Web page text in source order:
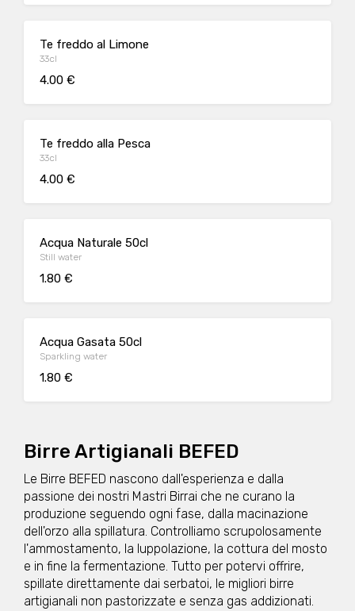
Te freddo al Limone
33cl
4.00 €
Te freddo alla Pesca
33cl
4.00 €
Acqua Naturale 50cl
Still water
1.80 €
Acqua Gasata 50cl
Sparkling water
1.80 €
Birre Artigianali BEFED
Le Birre BEFED nascono dall'esperienza e dalla
passione dei nostri Mastri Birrai che ne curano la
produzione seguendo ogni fase, dalla macinazione
dell'orzo alla spillatura. Controlliamo scrupolosamente
l'ammostamento, la luppolazione, la cottura del mosto
e in fine la fermentazione. Tutto per potervi offrire,
spillate direttamente dai serbatoi, le migliori birre
artigianali non pastorizzate e senza gas addizionati.